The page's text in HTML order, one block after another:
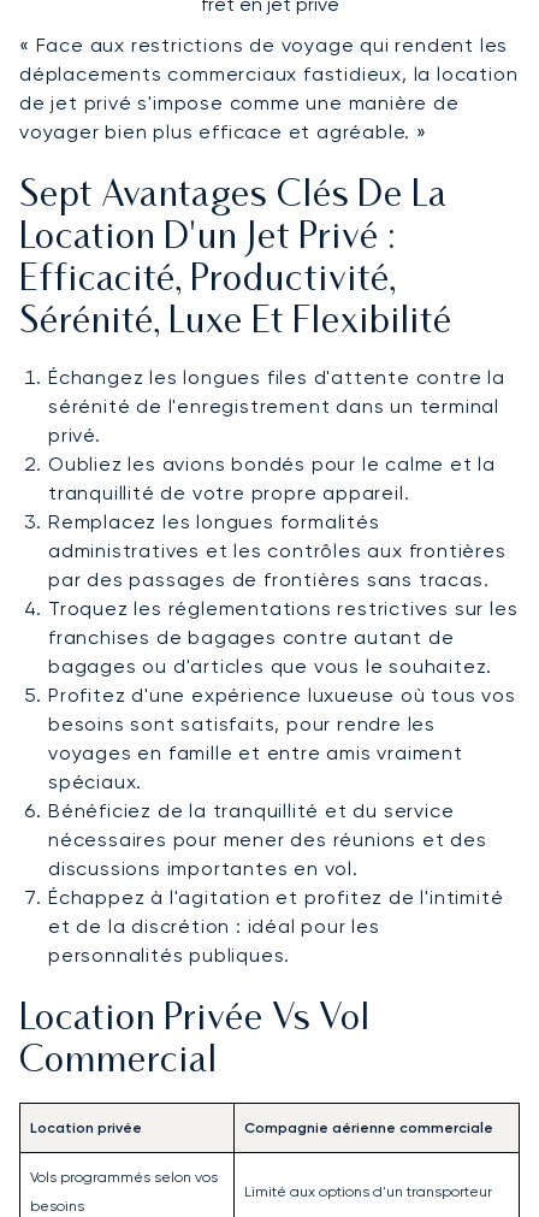
fret en jet privé
« Face aux restrictions de voyage qui rendent les
déplacements commerciaux fastidieux, la location
de jet privé s'impose comme une manière de
voyager bien plus efficace et agréable. »
Sept Avantages Clés De La
Location D'un Jet Privé :
Efficacité, Productivité,
Sérénité, Luxe Et Flexibilité
Échangez les longues files d'attente contre la
sérénité de l'enregistrement dans un terminal
privé.
Oubliez les avions bondés pour le calme et la
tranquillité de votre propre appareil.
Remplacez les longues formalités
administratives et les contrôles aux frontières
par des passages de frontières sans tracas.
Troquez les réglementations restrictives sur les
franchises de bagages contre autant de
bagages ou d'articles que vous le souhaitez.
Profitez d'une expérience luxueuse où tous vos
besoins sont satisfaits, pour rendre les
voyages en famille et entre amis vraiment
spéciaux.
Bénéficiez de la tranquillité et du service
nécessaires pour mener des réunions et des
discussions importantes en vol.
Échappez à l'agitation et profitez de l'intimité
et de la discrétion : idéal pour les
personnalités publiques.
Location Privée Vs Vol
Commercial
Location privée Compagnie aérienne commerciale
Vols programmés selon vos
besoins
Limité aux options d'un transporteur